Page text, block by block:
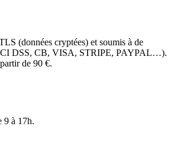
(données cryptées) et soumis à de
DSS, CB, VISA, STRIPE, PAYPAL…).
de 90 €.
9 à 17h.